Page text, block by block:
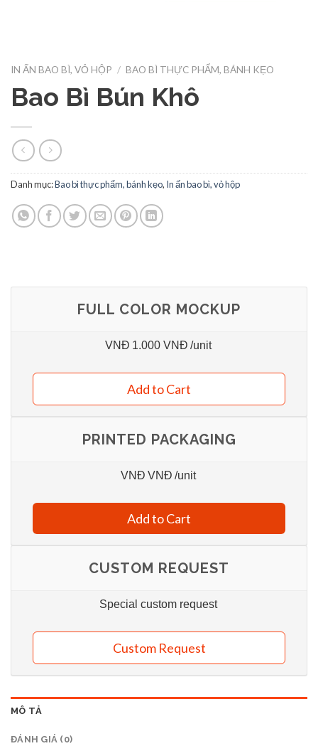
IN ẤN BAO BÌ, VỎ HỘP / BAO BÌ THỰC PHẨM, BÁNH KẸO
Bao Bì Bún Khô
Danh mục:Bao bì thực phẩm, bánh kẹo, In ấn bao bì, vỏ hộp
FULL COLOR MOCKUP
VNĐ 1.000 VNĐ /unit
Add to Cart
PRINTED PACKAGING
VNĐ VNĐ /unit
Add to Cart
CUSTOM REQUEST
Special custom request
Custom Request
MÔ TẢ
ĐÁNH GIÁ (0)